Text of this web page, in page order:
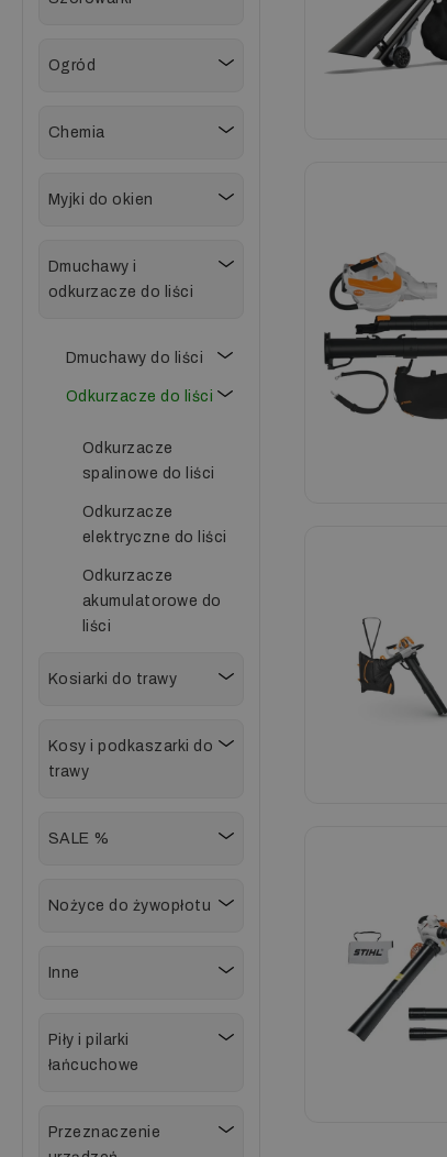
Ogród
Chemia
Myjki do okien
Dmuchawy i
odkurzacze do liści
Dmuchawy do liści
Odkurzacze do liści
Odkurzacze
spalinowe do liści
Odkurzacze
elektryczne do liści
Odkurzacze
akumulatorowe do
liści
Kosiarki do trawy
Kosy i podkaszarki do
trawy
SALE %
Nożyce do żywopłotu
Inne
Piły i pilarki
łańcuchowe
Przeznaczenie